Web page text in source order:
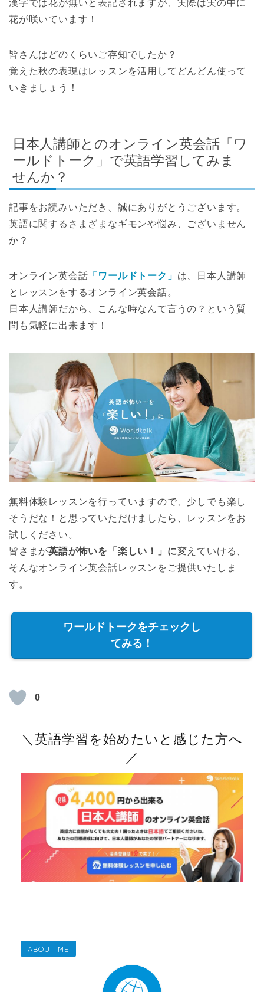
漢字では花が無いと表記されますが、実際は実の中に
花が咲いています！
皆さんはどのくらいご存知でしたか？
覚えた秋の表現はレッスンを活用してどんどん使って
いきましょう！
日本人講師とのオンライン英会話「ワ
ールドトーク」で英語学習してみま
せんか？
記事をお読みいただき、誠にありがとうございます。
英語に関するさまざまなギモンや悩み、ございません
か？
オンライン英会話 「ワールドトーク」 は、日本人講師
とレッスンをするオンライン英会話。
日本人講師だから、こんな時なんて言うの？という質
問も気軽に出来ます！
無料体験レッスンを行っていますので、少しでも楽し
そうだな！と思っていただけましたら、レッスンをお
試しください。
皆さまが英語が怖いを「楽しい！」に変えていける、
そんなオンライン英会話レッスンをご提供いたしま
す。
ワールドトークをチェックし
てみる！
0
＼英語学習を始めたいと感じた方へ
／
ABOUT ME